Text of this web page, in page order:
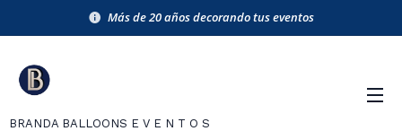
Más de 20 años decorando tus eventos
BRANDA BALLOONS E V E N T O S